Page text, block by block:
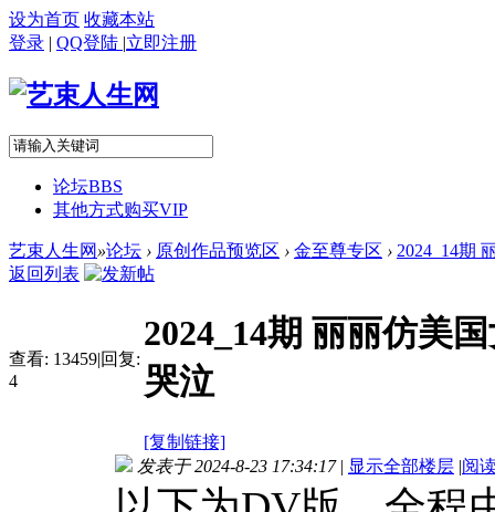
设为首页 收藏本站
登录 | QQ登陆 |立即注册
论坛BBS
其他方式购买VIP
艺束人生网 »论坛 › 原创作品预览区 › 金至尊专区 › 2024_14期
返回列表
查看: 13459|回复:
4
2024_14期 丽丽仿美
哭泣
[复制链接]
发表于 2024-8-23 17:34:17 | 显示全部楼层 |阅